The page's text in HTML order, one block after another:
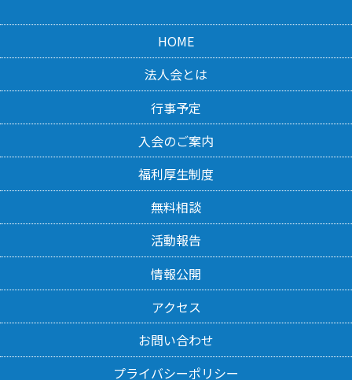
HOME
法人会とは
行事予定
入会のご案内
福利厚生制度
無料相談
活動報告
情報公開
アクセス
お問い合わせ
プライバシーポリシー